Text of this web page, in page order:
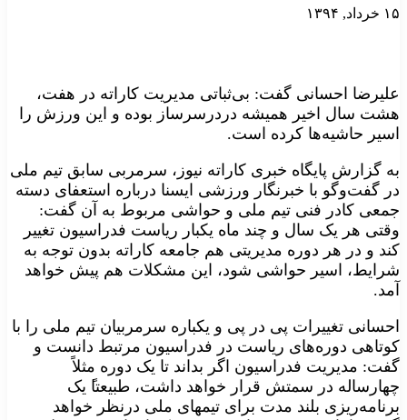
۱۵ خرداد, ۱۳۹۴
علیرضا احسانی گفت: بی‌ثباتی مدیریت کاراته در هفت،
هشت سال اخیر همیشه دردرسرساز بوده و این ورزش را
اسیر حاشیه‌ها کرده است.
به گزارش پایگاه خبری کاراته نیوز، سرمربی سابق تیم ملی
در گفت‌وگو با خبرنگار ورزشی ایسنا درباره استعفای دسته
جمعی کادر فنی تیم ملی و حواشی مربوط به آن گفت:
وقتی هر یک سال و چند ماه یکبار ریاست فدراسیون تغییر
کند و در هر دوره مدیریتی هم جامعه کاراته بدون توجه به
شرایط، اسیر حواشی شود، این مشکلات هم پیش خواهد
آمد.
احسانی تغییرات پی‌ در پی و یکباره سرمربیان تیم ملی را با
کوتاهی دوره‌های ریاست در فدراسیون مرتبط دانست و
گفت: مدیریت فدراسیون اگر بداند تا یک دوره مثلاً
چهارساله در سمتش قرار خواهد داشت، طبیعتا‍ً یک
برنامه‌ریزی بلند مدت برای تیمهای ملی درنظر خواهد